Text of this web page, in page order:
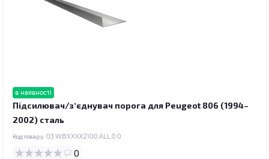
в наявності
Підсилювач/зʼєднувач порога для Peugeot 806 (1994–
2002) сталь
Код товару: 03.WBXXXX2100.ALL.0.0
0